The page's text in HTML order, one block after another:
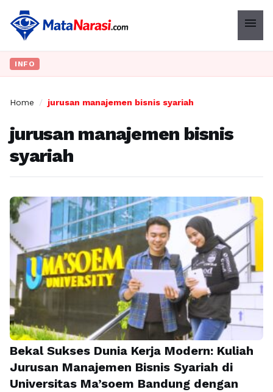
menu
INFO
Home / jurusan manajemen bisnis syariah
jurusan manajemen bisnis
syariah
Bekal Sukses Dunia Kerja Modern: Kuliah
Jurusan Manajemen Bisnis Syariah di
Universitas Ma’soem Bandung dengan